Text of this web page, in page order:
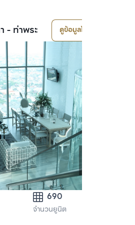
- ท่าพระ ดูข้อมูลโครงการ
690
จำนวนยูนิต